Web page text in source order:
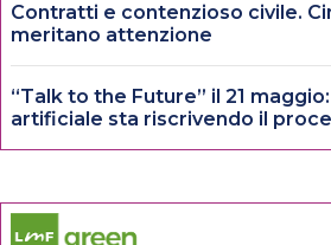
Contratti e contenzioso civile.
meritano attenzione
“Talk to the Future” il 21
artificiale sta riscrivendo il